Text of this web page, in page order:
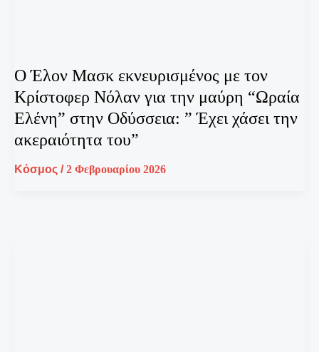
Ο Έλον Μασκ εκνευρισμένος με τον
Κρίστοφερ Νόλαν για την μαύρη “Ωραία
Ελένη” στην Οδύσσεια: ” Έχει χάσει την
ακεραιότητα του”
Κόσμος /2 Φεβρουαρίου 2026